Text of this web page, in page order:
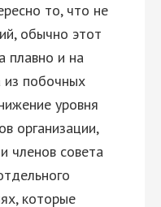
то, что не
обычно этот
плавно и на
из побочных
уровня
организации,
членов совета
которые